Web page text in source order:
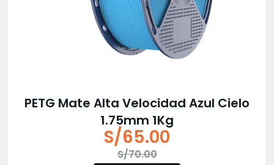
PETG Mate Alta Velocidad Azul Cielo
1.75mm 1Kg
S/70.00
S/65.00